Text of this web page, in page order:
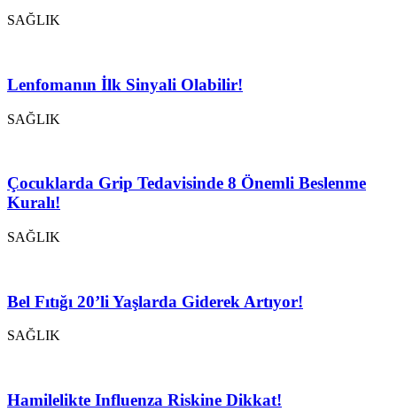
SAĞLIK
Lenfomanın İlk Sinyali Olabilir!
SAĞLIK
Çocuklarda Grip Tedavisinde 8 Önemli Beslenme
Kuralı!
SAĞLIK
Bel Fıtığı 20’li Yaşlarda Giderek Artıyor!
SAĞLIK
Hamilelikte Influenza Riskine Dikkat!